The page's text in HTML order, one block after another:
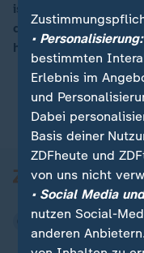
ist. Aber nur 41%
die schwarz-rote
hat.
• Personalisierung:
bestimmten
Erlebnis im
und
Dabei
Basis deiner
ZDFheute und
von uns nicht
• Social Media
nutzen Social-
anderen